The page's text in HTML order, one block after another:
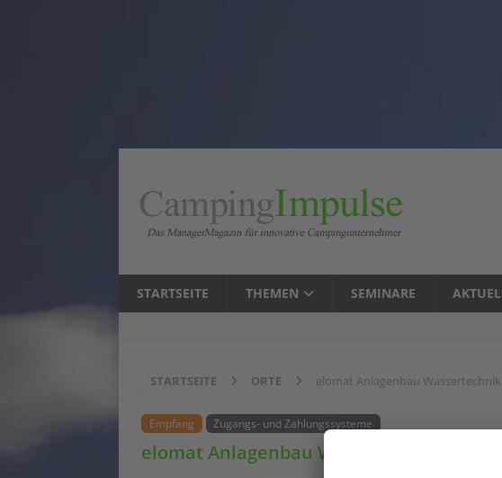
STARTSEITE THEMEN SEMINARE
STARTSEITE ORTE elomat Anlagenbau
Empfang Zugangs- und Zahlungssysteme
elomat Anlagenbau Wassertechnik GmbH